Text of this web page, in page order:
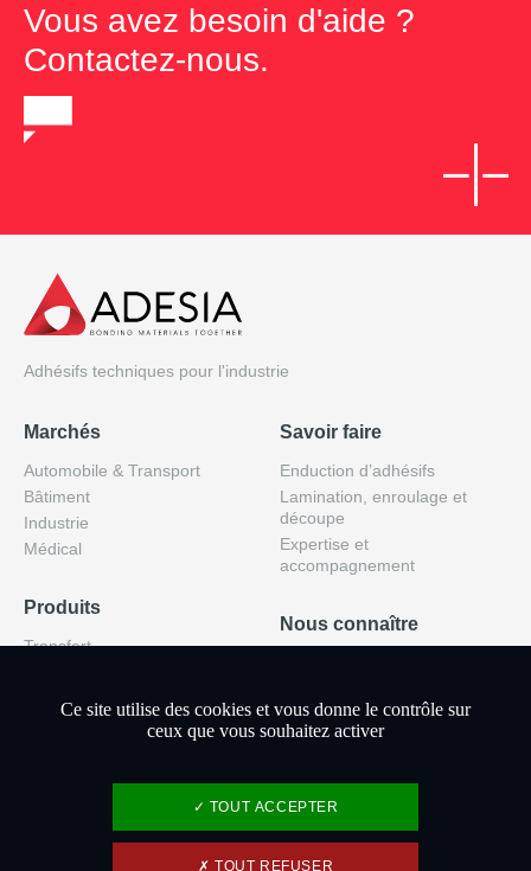
Ce site utilise des cookies et vous donne le contrôle sur
ceux que vous souhaitez activer
TOUT ACCEPTER
TOUT REFUSER
Vous avez besoin d'aide ?
Contactez-nous.
Adhésifs techniques pour l'industrie
Marchés
Automobile & Transport
Bâtiment
Industrie
Médical
Produits
Transfert
Savoir faire
Enduction d’adhésifs
Lamination, enroulage et
découpe
Expertise et
accompagnement
Nous connaître
Nos engagements